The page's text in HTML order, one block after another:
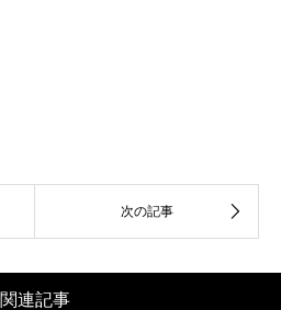
関連記事